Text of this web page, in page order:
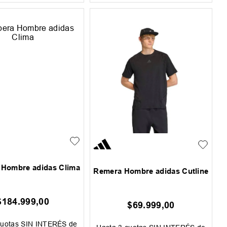
adidas Clima
184.999,00
SIN INTERÉS de
Remera Hombre adidas Cutline
$69.999,00